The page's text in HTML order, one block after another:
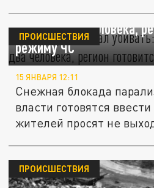
Снег с крыш начал
погибли два человека,
режиму ЧС
ПРОИСШЕСТВИЯ
15 ЯНВАРЯ 12:11
Снежная блокада
власти готовятся
жителей просят не
ПРОИСШЕСТВИЯ